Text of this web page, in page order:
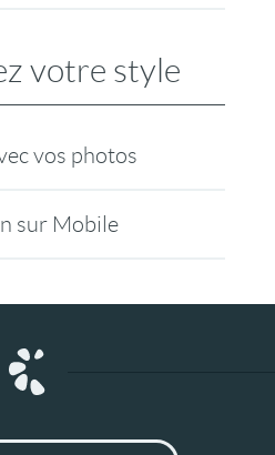
votre style
vos photos
sur Mobile